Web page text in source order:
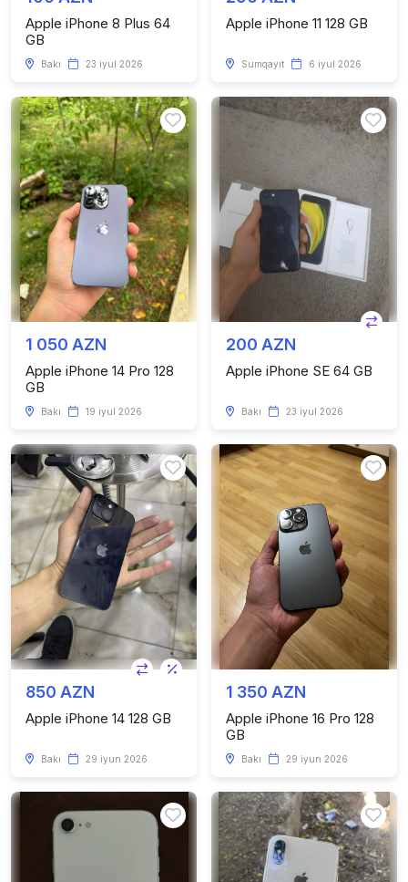
Apple iPhone 8 Plus 64
GB
Bakı 23 iyul 2026
Apple iPhone 11 128 GB
Sumqayıt 6 iyul 2026
1 050 AZN
Apple iPhone 14 Pro 128
GB
Bakı 19 iyul 2026
200 AZN
Apple iPhone SE 64 GB
Bakı 23 iyul 2026
850 AZN
Apple iPhone 14 128 GB
Bakı 29 iyun 2026
1 350 AZN
Apple iPhone 16 Pro 128
GB
Bakı 29 iyun 2026